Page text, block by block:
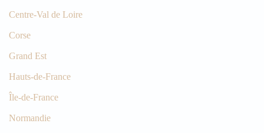
Centre-Val de Loire
Corse
Grand Est
Hauts-de-France
Île-de-France
Normandie